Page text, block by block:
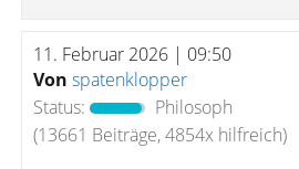
11. Februar 2026 | 09:50
Von spatenklopper
Status:
Philosoph
(13661 Beiträge, 4854x hilfreich)